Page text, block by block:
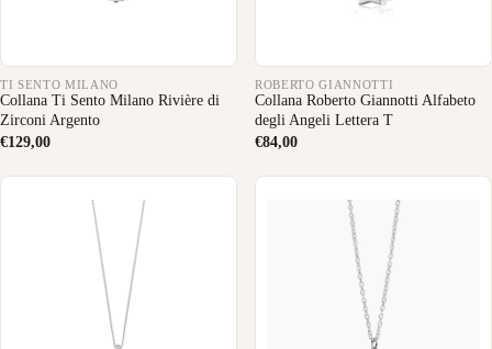
TI SENTO MILANO
Collana Ti Sento Milano Rivière di
Zirconi Argento
€129,00
ROBERTO GIANNOTTI
Collana Roberto Giannotti Alfabeto
degli Angeli Lettera T
€84,00